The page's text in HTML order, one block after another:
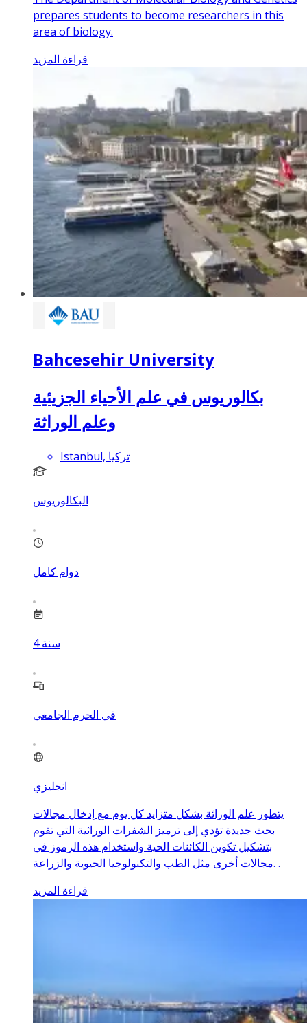
prepares students to become researchers in this
area of biology.
قراءة المزيد
Bahcesehir University
بكالوريوس في علم الأحياء الجزيئية
وعلم الوراثة
Istanbul, تركيا
البكالوريوس
دوام كامل
4 سنة
في الحرم الجامعي
انجليزي
يتطور علم الوراثة بشكل متزايد كل يوم مع إدخال مجالات
بحث جديدة تؤدي إلى ترميز الشفرات الوراثية التي تقوم
بتشكيل تكوين الكائنات الحية واستخدام هذه الرموز في
مجالات أخرى مثل الطب والتكنولوجيا الحيوية والزراعة. .
قراءة المزيد